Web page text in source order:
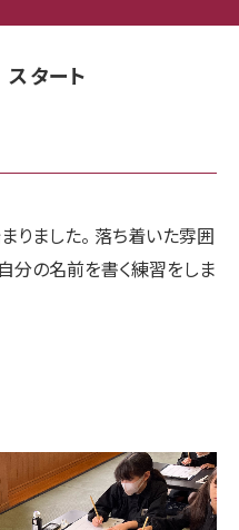
タート
りました。 落ち着いた雰囲
分の名前を書く練習をしま